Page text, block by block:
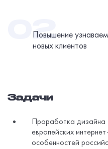
Повышение
новых клиентов
Задачи
Проработка дизайна
европейских
особенностей